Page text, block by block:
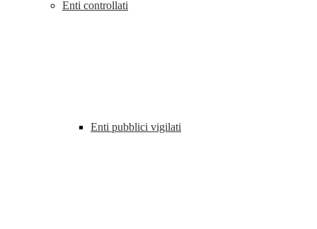
Enti controllati
Enti pubblici vigilati